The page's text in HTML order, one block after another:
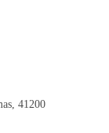
41200